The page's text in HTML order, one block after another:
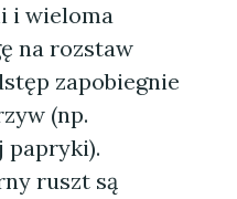
i wieloma
na rozstaw
zapobiegnie
(np.
papryki).
ruszt są